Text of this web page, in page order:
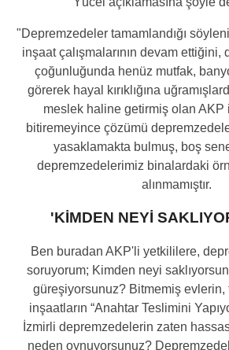
"Depremzedeler tamamlandığı
inşaat çalışmalarının devam
çoğunluğunda henüz mutfak,
görerek hayal kırıklığına
meslek haline getirmiş olan AKP
bitiremeyince çözümü
yasaklamakta bulmuş, boş
depremzedelerimiz binalardaki
alınmamıştır.
'KİMDEN NEYİ
Ben buradan AKP'li yetkililere,
soruyorum; Kimden neyi
güreşiyorsunuz? Bitmemiş evlerin,
inşaatların “Anahtar Teslimini
İzmirli depremzedelerin zaten
neden oynuyorsunuz?